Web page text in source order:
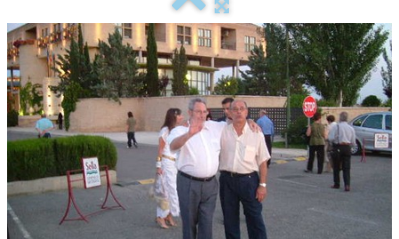
Hacerse socio
Log diploma en Pdf
Fotos▼
Sistemas Digitales
Noticias de interés
Contacto